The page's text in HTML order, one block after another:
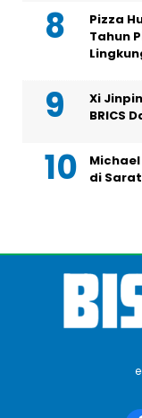
Pizza
Tahun
Xi
BRICS
di